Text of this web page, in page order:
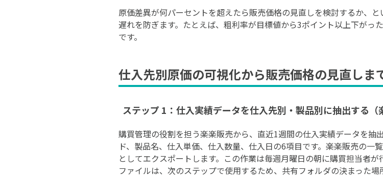
原価差異が何パーセントを超えたら販売価格の見直しを検討するか、
遅れを防ぎます。たとえば、粗利率が目標値から3ポイント以上下がっ
です。
仕入先別原価の可視化から販売価格の見直しま
ステップ 1：仕入実績データを仕入先別・製品別に抽出する（
購買管理の役割を担う楽楽販売から、直近1週間の仕入実績データを抽
ド、製品名、仕入単価、仕入数量、仕入日の6項目です。楽楽販売の一
としてエクスポートします。この作業は毎週月曜日の朝に購買担当者
ファイルは、次のステップで使用するため、共有フォルダの決まった場